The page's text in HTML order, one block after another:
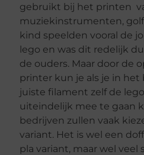
gebruikt bij het printen
muziekinstrumenten,
kind speelden vooral de
lego en was dit redelijk
de ouders. Maar door de
printer kun je als je in
juiste filament zelf de
uiteindelijk mee te gaan
bedrijven zullen vaak
variant. Het is wel een
pla variant, maar wel